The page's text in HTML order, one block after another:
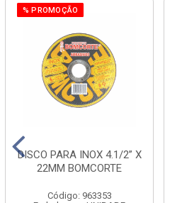
% PROMOÇÃO
DISCO PARA INOX 4.1/2” X
22MM BOMCORTE
Código: 963353